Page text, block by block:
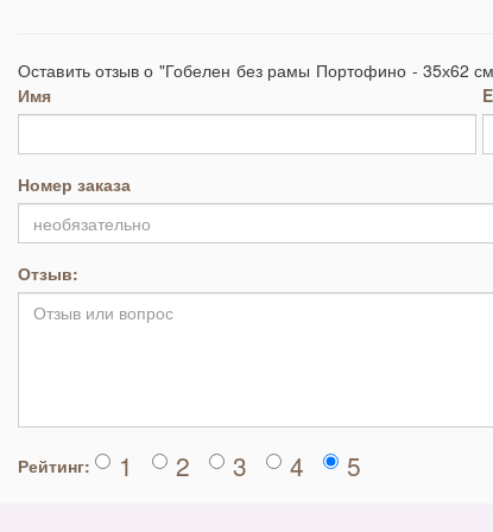
Оставить отзыв о "Гобелен без рамы Портофино - 35х62
Имя
Номер заказа
Отзыв:
Рейтинг: 1 2 3 4 5